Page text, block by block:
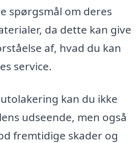
spørgsmål om deres
da dette kan give
af, hvad du kan
service.
kan du ikke
udseende, men også
fremtidige skader og